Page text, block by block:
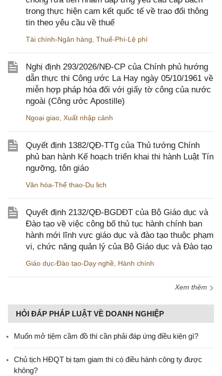
trong thực hiện cam kết quốc tế về trao đổi thông
tin theo yêu cầu về thuế
Tài chính-Ngân hàng, Thuế-Phí-Lệ phí
Nghị định 293/2026/NĐ-CP của Chính phủ hướng
dẫn thực thi Công ước La Hay ngày 05/10/1961 về
miễn hợp pháp hóa đối với giấy tờ công của nước
ngoài (Công ước Apostille)
Ngoại giao, Xuất nhập cảnh
Quyết định 1382/QĐ-TTg của Thủ tướng Chính
phủ ban hành Kế hoạch triển khai thi hành Luật Tín
ngưỡng, tôn giáo
Văn hóa-Thể thao-Du lịch
Quyết định 2132/QĐ-BGDĐT của Bộ Giáo dục và
Đào tạo về việc công bố thủ tục hành chính ban
hành mới lĩnh vực giáo dục và đào tạo thuộc phạm
vi, chức năng quản lý của Bộ Giáo dục và Đào tạo
Giáo dục-Đào tạo-Dạy nghề, Hành chính
Xem thêm
HỎI ĐÁP PHÁP LUẬT VỀ DOANH NGHIỆP
Muốn mở tiệm cầm đồ thì cần phải đáp ứng điều kiện gì?
Chủ tịch HĐQT bị tạm giam thì có điều hành công ty được
không?